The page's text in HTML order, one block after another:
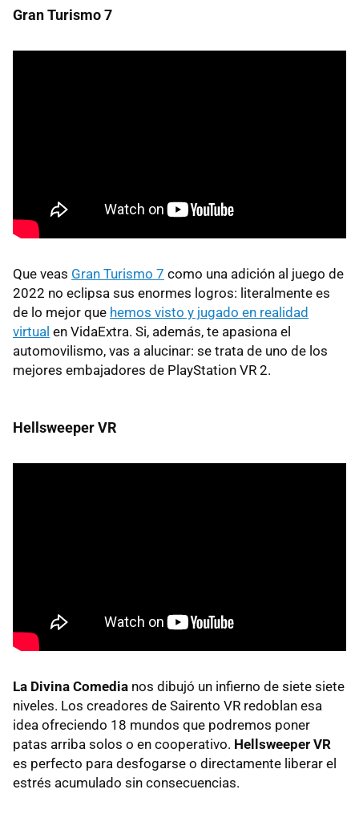
Gran Turismo 7
Que veas Gran Turismo 7 como una adición al juego de
2022 no eclipsa sus enormes logros: literalmente es
de lo mejor que hemos visto y jugado en realidad
virtual en VidaExtra. Si, además, te apasiona el
automovilismo, vas a alucinar: se trata de uno de los
mejores embajadores de PlayStation VR 2.
Hellsweeper VR
La Divina Comedia nos dibujó un infierno de siete siete
niveles. Los creadores de Sairento VR redoblan esa
idea ofreciendo 18 mundos que podremos poner
patas arriba solos o en cooperativo. Hellsweeper VR
es perfecto para desfogarse o directamente liberar el
estrés acumulado sin consecuencias.